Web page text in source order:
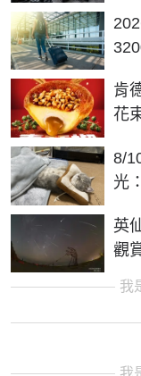
肯
花
8/
光
英
觀
我